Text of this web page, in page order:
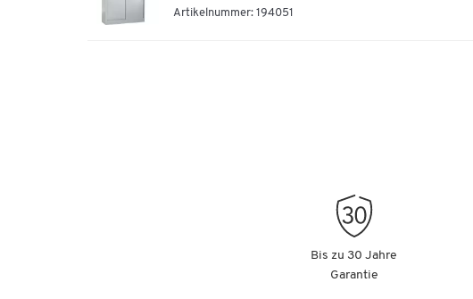
Artikelnummer: 194051
Bis zu 30 Jahre
Garantie